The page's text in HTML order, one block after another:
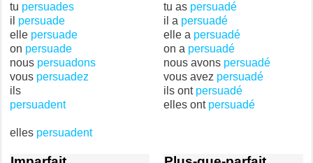
tu persuades
il persuade
elle persuade
on persuade
nous persuadons
vous persuadez
ils
persuadent
elles persuadent
tu as persuadé
il a persuadé
elle a persuadé
on a persuadé
nous avons persuadé
vous avez persuadé
ils ont persuadé
elles ont persuadé